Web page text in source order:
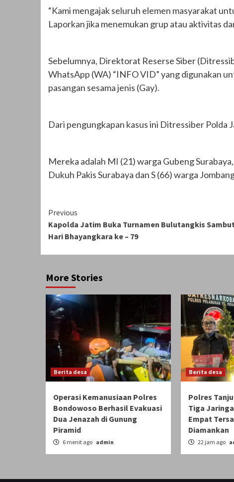
“Kami mengajak seluruh elemen masyarakat
Laporkan jika menemukan grup atau aktivitas
Sebelumnya, Direktorat Reserse Siber
WhatsApp (WA) “INFO VID” yang digunakan
pasangan sesama jenis (Gay).
Dari pengungkapan kasus ini Ditressiber Polda
Mereka adalah MI (21) warga Gubeng
Dukuh Pakis Surabaya dan S (66) warga
Continue
Reading
Previous
Kapolda Jatim Buka Turnamen Bulutangkis
Hari Bhayangkara ke – 79
More Stories
Berita desa
Operasi Kemanusiaan Polres
Bondowoso Berhasil Evakuasi
Dua Jenazah di Gunung
Piramid
6 menit ago admin
Berita desa
Polres
Tiga
Empat
Diamankan
22 jam ago